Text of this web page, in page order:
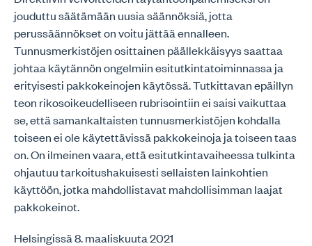
jouduttu säätämään uusia säännöksiä, jotta
perussäännökset on voitu jättää ennalleen.
Tunnusmerkistöjen osittainen päällekkäisyys saattaa
johtaa käytännön ongelmiin esitutkintatoiminnassa ja
erityisesti pakkokeinojen käytössä. Tutkittavan epäillyn
teon rikosoikeudelliseen rubrisointiin ei saisi vaikuttaa
se, että samankaltaisten tunnusmerkistöjen kohdalla
toiseen ei ole käytettävissä pakkokeinoja ja toiseen taas
on. On ilmeinen vaara, että esitutkintavaiheessa tulkinta
ohjautuu tarkoitushakuisesti sellaisten lainkohtien
käyttöön, jotka mahdollistavat mahdollisimman laajat
pakkokeinot.
Helsingissä 8. maaliskuuta 2021